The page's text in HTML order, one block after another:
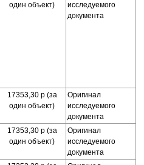
один объект)
исследуемого
документа
17353,30 р (за
один объект)
Оригинал
исследуемого
документа
17353,30 р (за
один объект)
Оригинал
исследуемого
документа